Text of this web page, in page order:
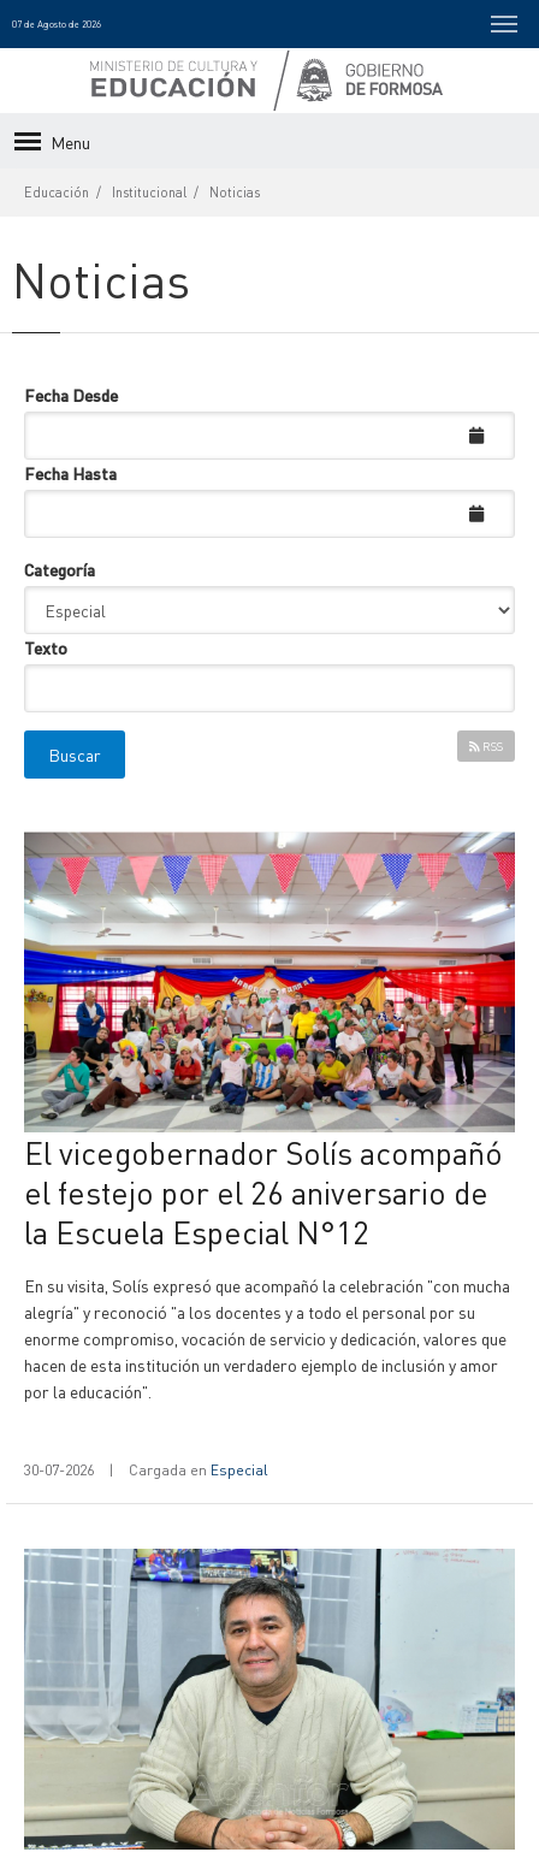
07 de Agosto de 2026
Menu
Educación Institucional Noticias
Noticias
Fecha Desde
Fecha Hasta
Categoría
Texto
RSS
El vicegobernador Solís acompañó
el festejo por el 26 aniversario de
la Escuela Especial N°12
En su visita, Solís expresó que acompañó la celebración "con mucha
alegría" y reconoció "a los docentes y a todo el personal por su
enorme compromiso, vocación de servicio y dedicación, valores que
hacen de esta institución un verdadero ejemplo de inclusión y amor
por la educación".
30-07-2026 | Cargada en Especial